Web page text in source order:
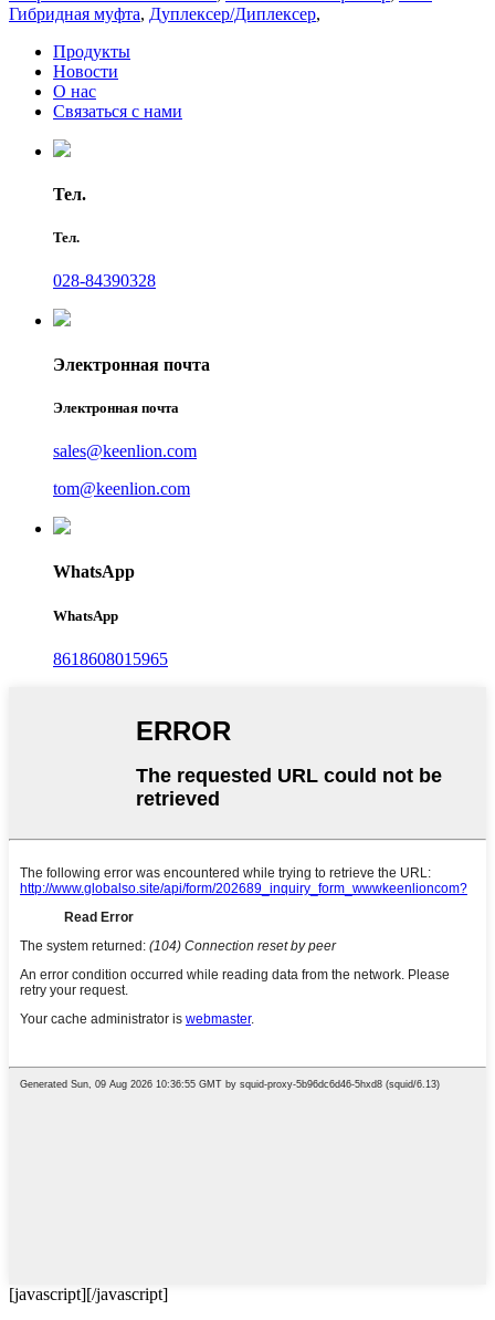
Гибридная муфта, Дуплексер/Диплексер,
Продукты
Новости
О нас
Связаться с нами
Тел.
Тел.
028-84390328
Электронная почта
Электронная почта
sales@keenlion.com
tom@keenlion.com
WhatsApp
WhatsApp
8618608015965
[javascript][/javascript]